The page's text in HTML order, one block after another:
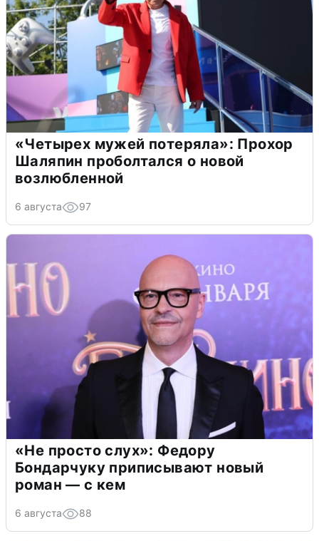
«Четырех мужей потеряла»: Прохор
Шаляпин проболтался о новой
возлюбленной
6 августа 97
«Не просто слух»: Федору
Бондарчуку приписывают новый
роман — с кем
6 августа 88